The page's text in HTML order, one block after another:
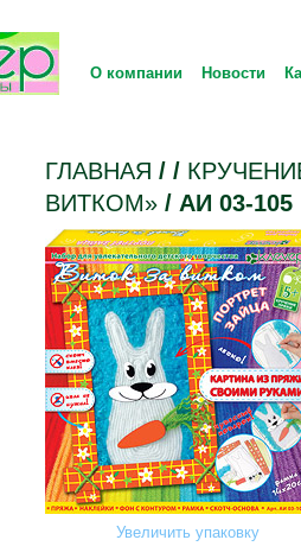
О компании Новости
ГЛАВНАЯ / /
ВИТКОМ» / АИ 03-
Увеличить упаковку